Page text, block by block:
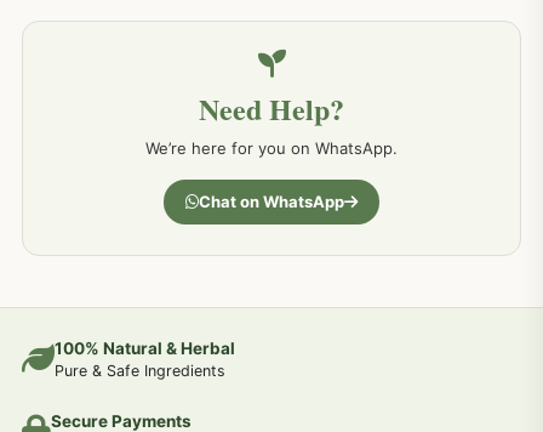
Need Help?
We’re here for you on WhatsApp.
Chat on WhatsApp
100% Natural & Herbal
Pure & Safe Ingredients
Secure Payments